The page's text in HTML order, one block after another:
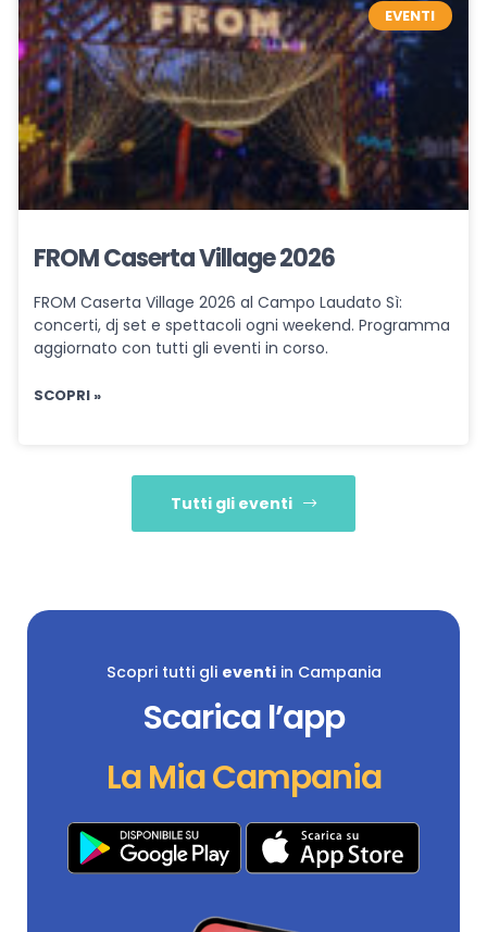
EVENTI
FROM Caserta Village 2026
FROM Caserta Village 2026 al Campo Laudato Sì:
concerti, dj set e spettacoli ogni weekend. Programma
aggiornato con tutti gli eventi in corso.
SCOPRI »
Tutti gli eventi
Scopri tutti gli eventiin Campania
Scarica l’app
La Mia Campania